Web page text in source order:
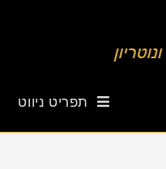
תפריט ניווט